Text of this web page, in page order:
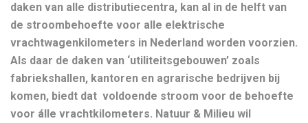
daken van alle distributiecentra, kan al in de helft van
de stroombehoefte voor alle elektrische
vrachtwagenkilometers in Nederland worden voorzien.
Als daar de daken van ‘utiliteitsgebouwen’ zoals
fabriekshallen, kantoren en agrarische bedrijven bij
komen, biedt dat voldoende stroom voor de behoefte
voor álle vrachtkilometers. Natuur & Milieu wil